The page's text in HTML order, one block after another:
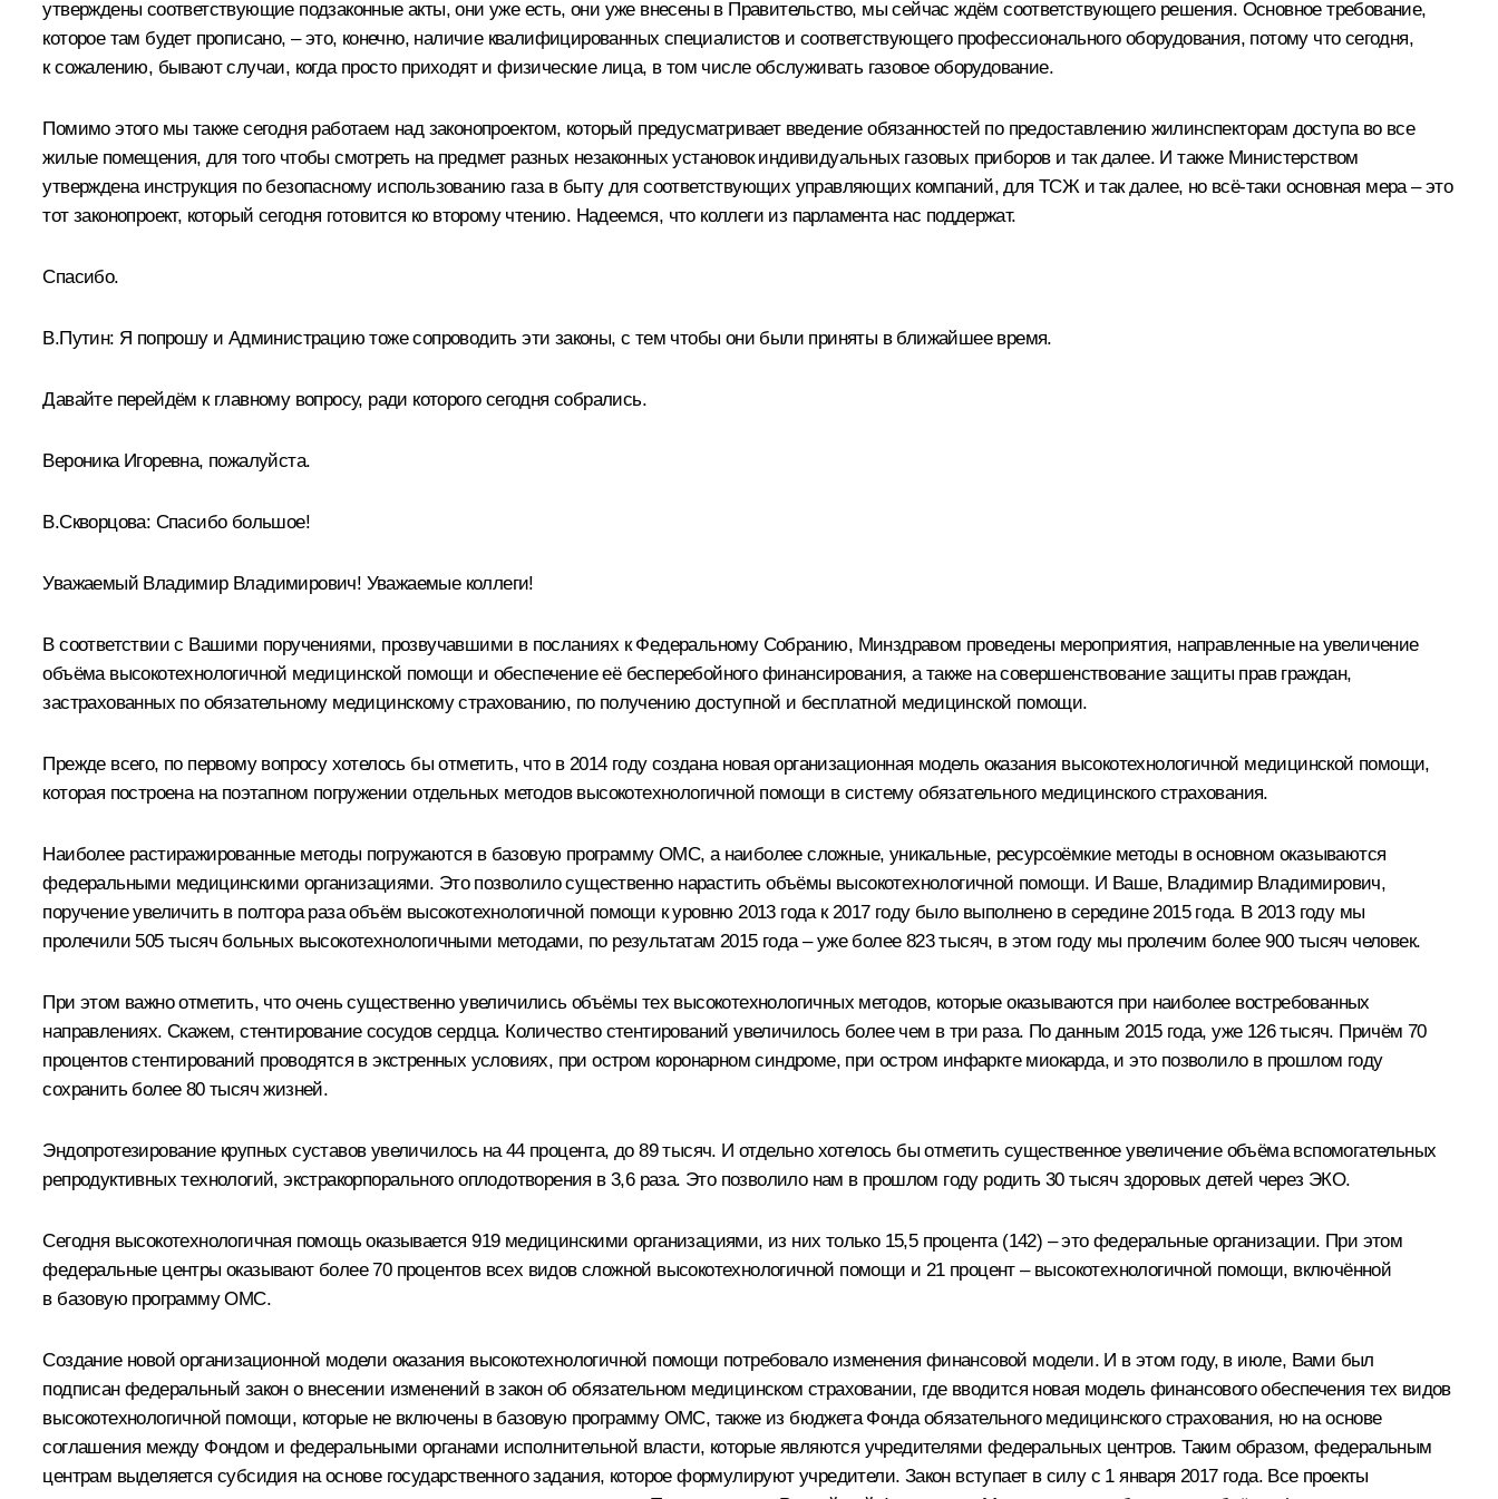
утверждены соответствующие подзаконные акты, они уже есть, они уже внесены в Правительство, мы сейчас ждём соответствующего решения. Основное требование,
которое там будет прописано, – это, конечно, наличие квалифицированных специалистов и соответствующего профессионального оборудования, потому что сегодня,
к сожалению, бывают случаи, когда просто приходят и физические лица, в том числе обслуживать газовое оборудование.
Помимо этого мы также сегодня работаем над законопроектом, который предусматривает введение обязанностей по предоставлению жилинспекторам доступа во все
жилые помещения, для того чтобы смотреть на предмет разных незаконных установок индивидуальных газовых приборов и так далее. И также Министерством
утверждена инструкция по безопасному использованию газа в быту для соответствующих управляющих компаний, для ТСЖ и так далее, но всё‑таки основная мера – это
тот законопроект, который сегодня готовится ко второму чтению. Надеемся, что коллеги из парламента нас поддержат.
Спасибо.
В.Путин: Я попрошу и Администрацию тоже сопроводить эти законы, с тем чтобы они были приняты в ближайшее время.
Давайте перейдём к главному вопросу, ради которого сегодня собрались.
Вероника Игоревна, пожалуйста.
В.Скворцова: Спасибо большое!
Уважаемый Владимир Владимирович! Уважаемые коллеги!
В соответствии с Вашими поручениями, прозвучавшими в посланиях к Федеральному Собранию, Минздравом проведены мероприятия, направленные на увеличение
объёма высокотехнологичной медицинской помощи и обеспечение её бесперебойного финансирования, а также на совершенствование защиты прав граждан,
застрахованных по обязательному медицинскому страхованию, по получению доступной и бесплатной медицинской помощи.
Прежде всего, по первому вопросу хотелось бы отметить, что в 2014 году создана новая организационная модель оказания высокотехнологичной медицинской помощи,
которая построена на поэтапном погружении отдельных методов высокотехнологичной помощи в систему обязательного медицинского страхования.
Наиболее растиражированные методы погружаются в базовую программу ОМС, а наиболее сложные, уникальные, ресурсоёмкие методы в основном оказываются
федеральными медицинскими организациями. Это позволило существенно нарастить объёмы высокотехнологичной помощи. И Ваше, Владимир Владимирович,
поручение увеличить в полтора раза объём высокотехнологичной помощи к уровню 2013 года к 2017 году было выполнено в середине 2015 года. В 2013 году мы
пролечили 505 тысяч больных высокотехнологичными методами, по результатам 2015 года – уже более 823 тысяч, в этом году мы пролечим более 900 тысяч человек.
При этом важно отметить, что очень существенно увеличились объёмы тех высокотехнологичных методов, которые оказываются при наиболее востребованных
направлениях. Скажем, стентирование сосудов сердца. Количество стентирований увеличилось более чем в три раза. По данным 2015 года, уже 126 тысяч. Причём 70
процентов стентирований проводятся в экстренных условиях, при остром коронарном синдроме, при остром инфаркте миокарда, и это позволило в прошлом году
сохранить более 80 тысяч жизней.
Эндопротезирование крупных суставов увеличилось на 44 процента, до 89 тысяч. И отдельно хотелось бы отметить существенное увеличение объёма вспомогательных
репродуктивных технологий, экстракорпорального оплодотворения в 3,6 раза. Это позволило нам в прошлом году родить 30 тысяч здоровых детей через ЭКО.
Сегодня высокотехнологичная помощь оказывается 919 медицинскими организациями, из них только 15,5 процента (142) – это федеральные организации. При этом
федеральные центры оказывают более 70 процентов всех видов сложной высокотехнологичной помощи и 21 процент – высокотехнологичной помощи, включённой
в базовую программу ОМС.
Создание новой организационной модели оказания высокотехнологичной помощи потребовало изменения финансовой модели. И в этом году, в июле, Вами был
подписан федеральный закон о внесении изменений в закон об обязательном медицинском страховании, где вводится новая модель финансового обеспечения тех видов
высокотехнологичной помощи, которые не включены в базовую программу ОМС, также из бюджета Фонда обязательного медицинского страхования, но на основе
соглашения между Фондом и федеральными органами исполнительной власти, которые являются учредителями федеральных центров. Таким образом, федеральным
центрам выделяется субсидия на основе государственного задания, которое формулируют учредители. Закон вступает в силу с 1 января 2017 года. Все проекты